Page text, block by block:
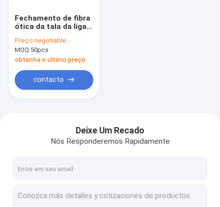
Fechamento de fibra
ótica da tala da liga
Preço:negotiable
MOQ:50pcs
obtenha o ultimo preço
contacto
Deixe Um Recado
Nós Responderemos Rapidamente